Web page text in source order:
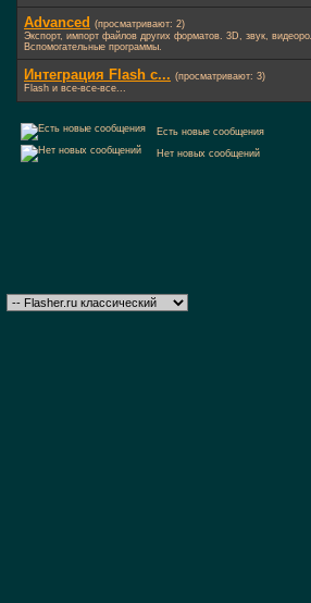
Advanced (просматривают: 2)
Экспорт, импорт файлов других форматов. 3D, звук,
Вспомогательные программы.
Интеграция Flash с... (просматривают: 3)
Flash и все-все-все...
Есть новые сообщения
Нет новых сообщений